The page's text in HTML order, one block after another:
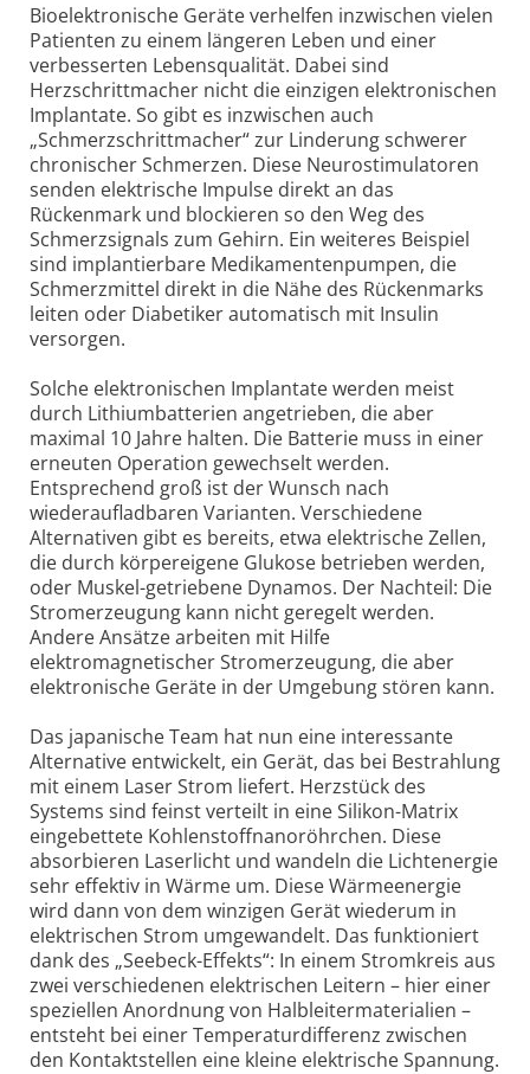
Bioelektronische Geräte verhelfen inzwischen vielen
Patienten zu einem längeren Leben und einer
verbesserten Lebensqualität. Dabei sind
Herzschrittmacher nicht die einzigen elektronischen
Implantate. So gibt es inzwischen auch
„Schmerzschrittmacher“ zur Linderung schwerer
chronischer Schmerzen. Diese Neurostimulatoren
senden elektrische Impulse direkt an das
Rückenmark und blockieren so den Weg des
Schmerzsignals zum Gehirn. Ein weiteres Beispiel
sind implantierbare Medikamentenpumpen, die
Schmerzmittel direkt in die Nähe des Rückenmarks
leiten oder Diabetiker automatisch mit Insulin
versorgen.
Solche elektronischen Implantate werden meist
durch Lithiumbatterien angetrieben, die aber
maximal 10 Jahre halten. Die Batterie muss in einer
erneuten Operation gewechselt werden.
Entsprechend groß ist der Wunsch nach
wiederaufladbaren Varianten. Verschiedene
Alternativen gibt es bereits, etwa elektrische Zellen,
die durch körpereigene Glukose betrieben werden,
oder Muskel-getriebene Dynamos. Der Nachteil: Die
Stromerzeugung kann nicht geregelt werden.
Andere Ansätze arbeiten mit Hilfe
elektromagnetischer Stromerzeugung, die aber
elektronische Geräte in der Umgebung stören kann.
Das japanische Team hat nun eine interessante
Alternative entwickelt, ein Gerät, das bei Bestrahlung
mit einem Laser Strom liefert. Herzstück des
Systems sind feinst verteilt in eine Silikon-Matrix
eingebettete Kohlenstoffnanoröhrchen. Diese
absorbieren Laserlicht und wandeln die Lichtenergie
sehr effektiv in Wärme um. Diese Wärmeenergie
wird dann von dem winzigen Gerät wiederum in
elektrischen Strom umgewandelt. Das funktioniert
dank des „Seebeck-Effekts“: In einem Stromkreis aus
zwei verschiedenen elektrischen Leitern – hier einer
speziellen Anordnung von Halbleitermaterialien –
entsteht bei einer Temperaturdifferenz zwischen
den Kontaktstellen eine kleine elektrische Spannung.